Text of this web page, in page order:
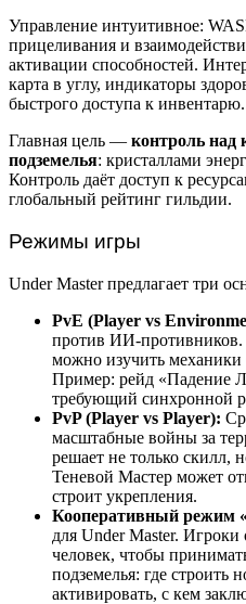
Управление интуитивное:
прицеливания и
активации способностей.
карта в углу, индикаторы
быстрого доступа к инвентарю.
Главная цель — контроль
подземелья: кристаллами
Контроль даёт доступ к
глобальный рейтинг гильдии.
Режимы игры
Under Master предлагает три
PvE (Player vs
против ИИ-противников.
можно изучить механики
Пример: рейд «Падение
требующий синхронной
PvP (Player vs Player):
масштабные войны за
решает не только скилл,
Теневой Мастер может
строит укрепления.
Кооперативный режим
для Under Master. Игроки
человек, чтобы
подземелья: где строить
активировать, с кем